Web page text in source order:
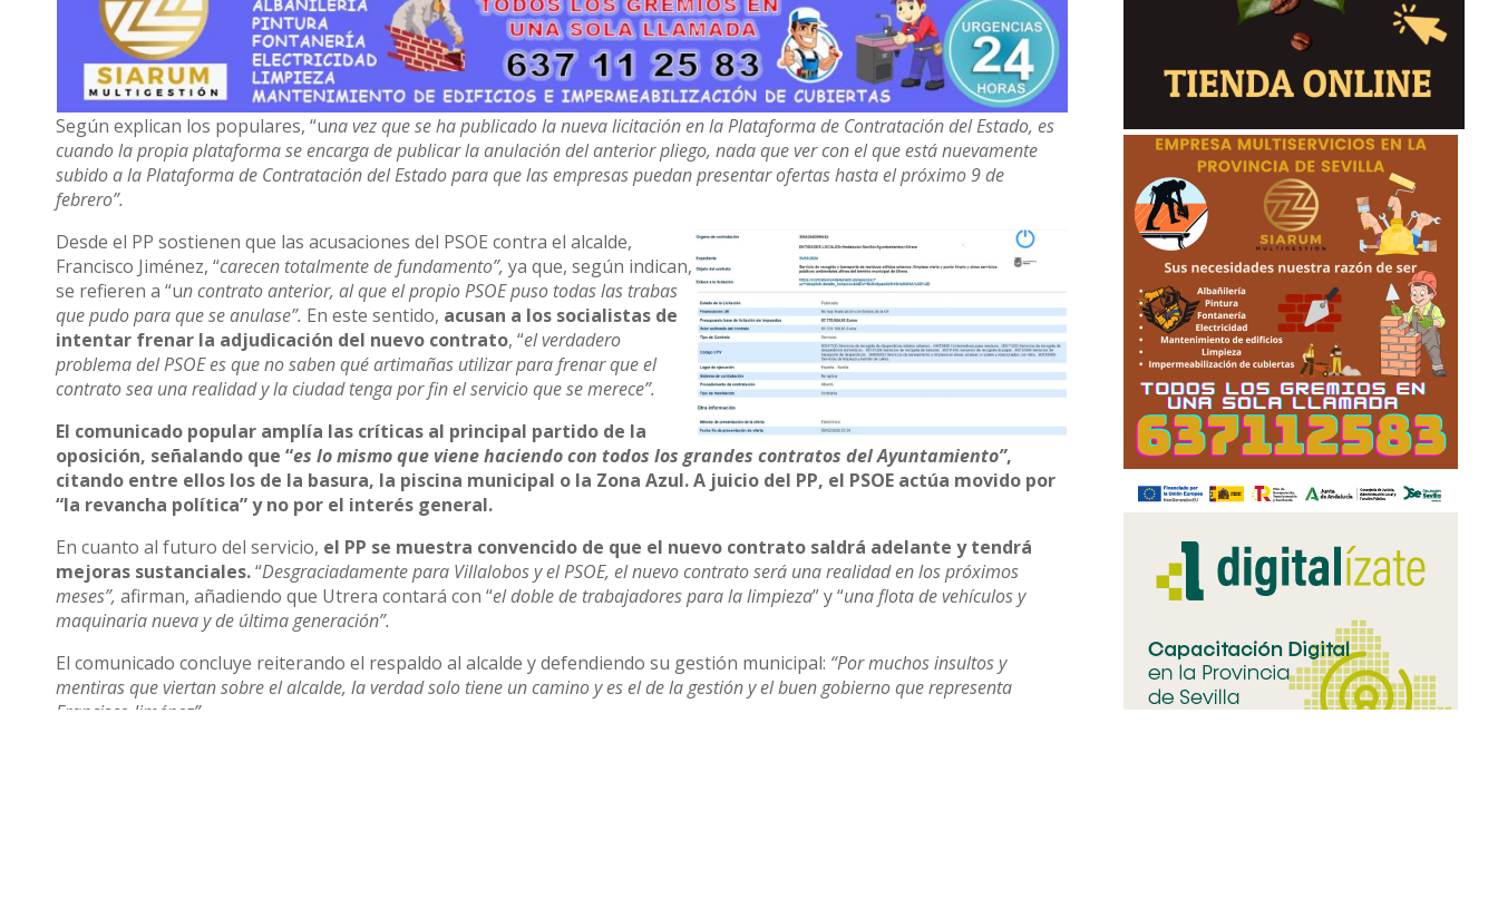
Según explican los populares, “una vez que se ha publicado la nueva licitación en la Plataforma de Contratación del Estado, es
cuando la propia plataforma se encarga de publicar la anulación del anterior pliego, nada que ver con el que está nuevamente
subido a la Plataforma de Contratación del Estado para que las empresas puedan presentar ofertas hasta el próximo 9 de
febrero”.
Desde el PP sostienen que las acusaciones del PSOE contra el alcalde,
Francisco Jiménez, “carecen totalmente de fundamento”, ya que, según indican,
se refieren a “un contrato anterior, al que el propio PSOE puso todas las trabas
que pudo para que se anulase”. En este sentido, acusan a los socialistas de
intentar frenar la adjudicación del nuevo contrato, “el verdadero
problema del PSOE es que no saben qué artimañas utilizar para frenar que el
contrato sea una realidad y la ciudad tenga por fin el servicio que se merece”.
El comunicado popular amplía las críticas al principal partido de la
oposición, señalando que “es lo mismo que viene haciendo con todos los grandes contratos del Ayuntamiento”,
citando entre ellos los de la basura, la piscina municipal o la Zona Azul. A juicio del PP, el PSOE actúa movido por
“la revancha política” y no por el interés general.
En cuanto al futuro del servicio, el PP se muestra convencido de que el nuevo contrato saldrá adelante y tendrá
mejoras sustanciales.“Desgraciadamente para Villalobos y el PSOE, el nuevo contrato será una realidad en los próximos
meses”,afirman, añadiendo que Utrera contará con “el doble de trabajadores para la limpieza” y “una flota de vehículos y
maquinaria nueva y de última generación”.
El comunicado concluye reiterando el respaldo al alcalde y defendiendo su gestión municipal: “Por muchos insultos y
mentiras que viertan sobre el alcalde, la verdad solo tiene un camino y es el de la gestión y el buen gobierno que representa
Francisco Jiménez”.